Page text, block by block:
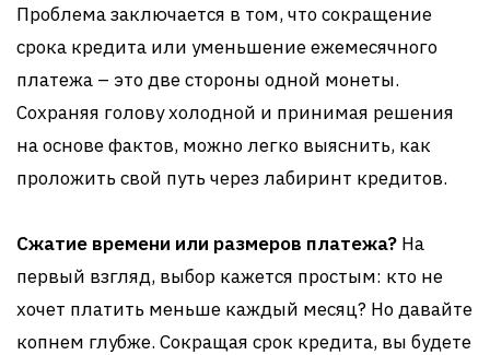
Проблема заключается в том, что сокращение
срока кредита или уменьшение ежемесячного
платежа – это две стороны одной монеты.
Сохраняя голову холодной и принимая решения
на основе фактов, можно легко выяснить, как
проложить свой путь через лабиринт кредитов.
Сжатие времени или размеров платежа? На
первый взгляд, выбор кажется простым: кто не
хочет платить меньше каждый месяц? Но давайте
копнем глубже. Сокращая срок кредита, вы будете